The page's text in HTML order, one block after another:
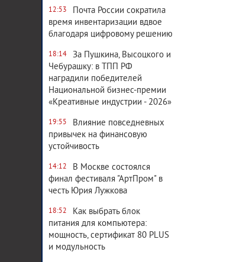
12:53
Почта России сократила
время инвентаризации вдвое
благодаря цифровому решению
18:14
За Пушкина, Высоцкого и
Чебурашку: в ТПП РФ
наградили победителей
Национальной бизнес-премии
«Креативные индустрии - 2026»
19:55
Влияние повседневных
привычек на финансовую
устойчивость
14:12
В Москве состоялся
финал фестиваля "АртПром" в
честь Юрия Лужкова
18:52
Как выбрать блок
питания для компьютера:
мощность, сертификат 80 PLUS
и модульность